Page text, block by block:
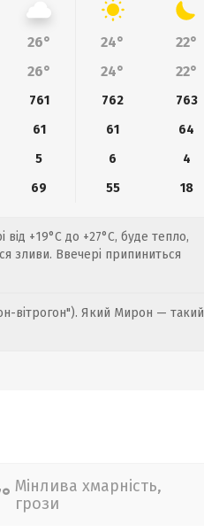
26° 24°
22°
26° 24° 22°
761 762
763
61 61
64
5 6
4
69 55 18
+19°C до +27°C, буде тепло,
зливи. Ввечері припиниться
вітрогон"). Який Мирон — такий
Мінлива хмарність,
грози